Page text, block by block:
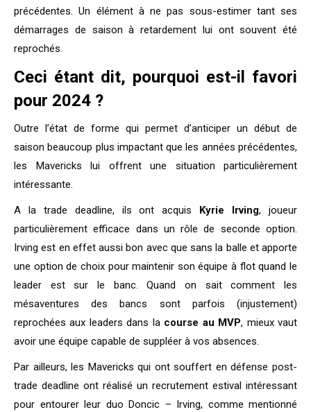
précédentes. Un élément à ne pas sous-estimer tant ses
démarrages de saison à retardement lui ont souvent été
reprochés.
Ceci étant dit, pourquoi est-il favori
pour 2024 ?
Outre l’état de forme qui permet d’anticiper un début de
saison beaucoup plus impactant que les années précédentes,
les Mavericks lui offrent une situation particulièrement
intéressante.
A la trade deadline, ils ont acquis Kyrie Irving, joueur
particulièrement efficace dans un rôle de seconde option.
Irving est en effet aussi bon avec que sans la balle et apporte
une option de choix pour maintenir son équipe à flot quand le
leader est sur le banc. Quand on sait comment les
mésaventures des bancs sont parfois (injustement)
reprochées aux leaders dans la course au MVP, mieux vaut
avoir une équipe capable de suppléer à vos absences.
Par ailleurs, les Mavericks qui ont souffert en défense post-
trade deadline ont réalisé un recrutement estival intéressant
pour entourer leur duo Doncic – Irving, comme mentionné